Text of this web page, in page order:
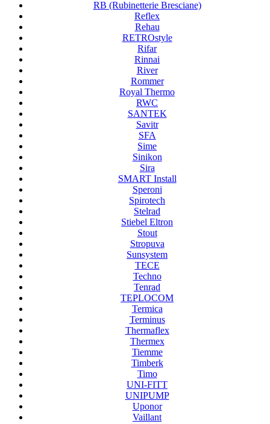
RB (Rubinetterie Bresciane)
Reflex
Rehau
RETROstyle
Rifar
Rinnai
River
Rommer
Royal Thermo
RWC
SANTEK
Savitr
SFA
Sime
Sinikon
Sira
SMART Install
Speroni
Spirotech
Stelrad
Stiebel Eltron
Stout
Stropuva
Sunsystem
TECE
Techno
Tenrad
TEPLOCOM
Termica
Terminus
Thermaflex
Thermex
Tiemme
Timberk
Timo
UNI-FITT
UNIPUMP
Uponor
Vaillant